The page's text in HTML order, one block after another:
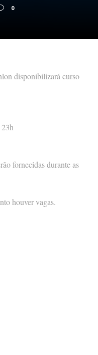
0
disponibilizará curso
fornecidas durante as
houver vagas.